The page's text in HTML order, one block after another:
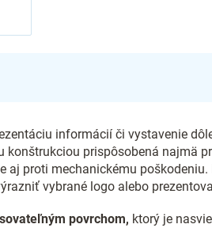
informácií či vystavenie
konštrukciou prispôsobená najmä
aj proti mechanickému poškodeniu.
vybrané logo alebo
povrchom, ktorý je